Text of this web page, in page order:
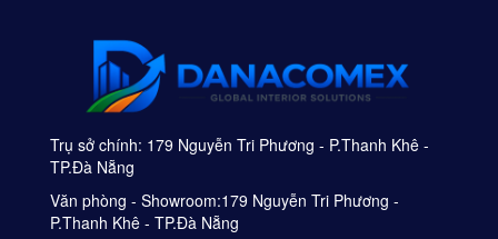
Trụ sở chính: 179 Nguyễn Tri Phương - P.Thanh Khê -
TP.Đà Nẵng
Văn phòng - Showroom:179 Nguyễn Tri Phương -
P.Thanh Khê - TP.Đà Nẵng